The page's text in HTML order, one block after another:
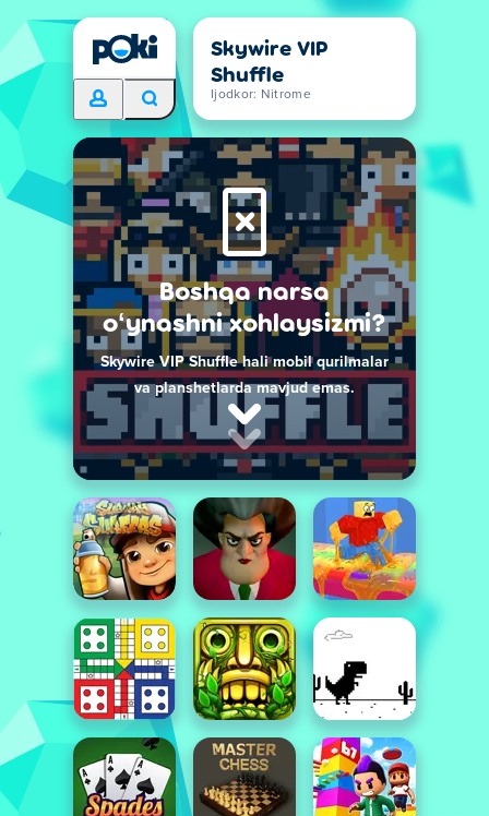
Skywire VIP
Shuffle
Ijodkor: Nitrome
Boshqa narsa
oʻynashni xohlaysizmi?
Skywire VIP Shuffle hali mobil qurilmalar
va planshetlarda mavjud emas.